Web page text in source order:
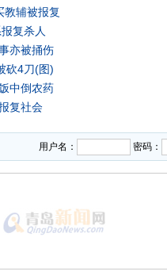
教辅被报复
复杀人
亦被捅伤
砍4刀(图)
中倒农药
复社会
用户名： 密码：